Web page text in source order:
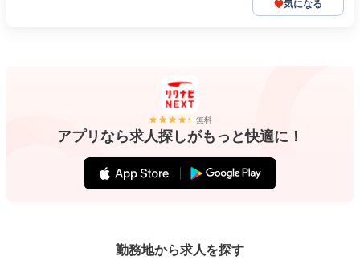
気になる
無料
アプリなら求人探しがもっと快適に！
勤務地から求人を探す